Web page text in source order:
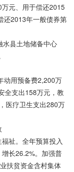
元、用于偿还2015
还2013年一般债券第
县土地储备中心
用预备费2,200万
全支出158万元，教
医疗卫生支出280万
祉。全年预算投入
长26.2%。加强普
扶贫资金含村集体